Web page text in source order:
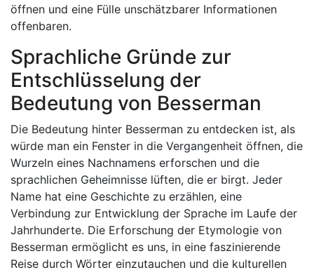
öffnen und eine Fülle unschätzbarer Informationen
offenbaren.
Sprachliche Gründe zur
Entschlüsselung der
Bedeutung von Besserman
Die Bedeutung hinter Besserman zu entdecken ist, als
würde man ein Fenster in die Vergangenheit öffnen, die
Wurzeln eines Nachnamens erforschen und die
sprachlichen Geheimnisse lüften, die er birgt. Jeder
Name hat eine Geschichte zu erzählen, eine
Verbindung zur Entwicklung der Sprache im Laufe der
Jahrhunderte. Die Erforschung der Etymologie von
Besserman ermöglicht es uns, in eine faszinierende
Reise durch Wörter einzutauchen und die kulturellen